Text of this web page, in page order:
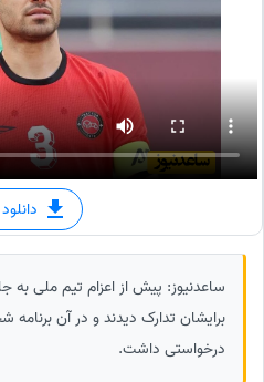
ساعدنیوز: پیش از اعزام تیم ملی به
برایشان تدارک دیدند و در آن
درخواستی داشت.